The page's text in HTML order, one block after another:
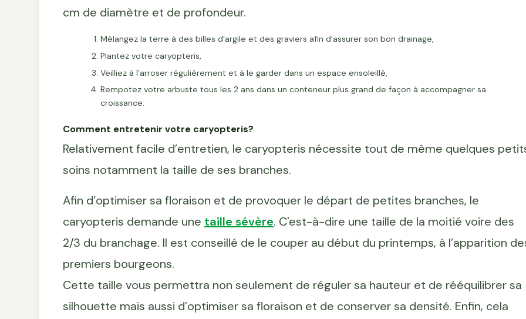
cm de diamètre et de profondeur.
Mélangez la terre à des billes d’argile et des graviers afin d’assurer son bon drainage,
Plantez votre caryopteris,
Veilliez à l’arroser régulièrement et à le garder dans un espace ensoleillé,
Rempotez votre arbuste tous les 2 ans dans un conteneur plus grand de façon à accompagner sa
croissance.
Comment entretenir votre caryopteris?
Relativement facile d’entretien, le caryopteris nécessite tout de même quelques
soins notamment la taille de ses branches.
Afin d’optimiser sa floraison et de provoquer le départ de petites branches, le
caryopteris demande une taille sévère. C'est-à-dire une taille de la moitié voire des
2/3 du branchage. Il est conseillé de le couper au début du printemps, à l’apparition
premiers bourgeons.
Cette taille vous permettra non seulement de réguler sa hauteur et de rééquilibrer sa
silhouette mais aussi d’optimiser sa floraison et de conserver sa densité. Enfin, cela